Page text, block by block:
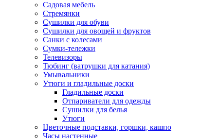
Садовая мебель
Стремянки
Сушилки для обуви
Сушилки для овощей и фруктов
Санки с колесами
Сумки-тележки
Телевизоры
Тюбинг (ватрушки для катания)
Умывальники
Утюги и гладильные доски
Гладильные доски
Отпариватели для одежды
Сушилки для белья
Утюги
Цветочные подставки, горшки, кашпо
Часы настенные